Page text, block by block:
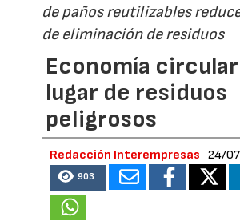
de paños reutilizables
de eliminación de residuos
Economía
lugar de residuos
peligrosos
Redacción Interempresas 24/
903